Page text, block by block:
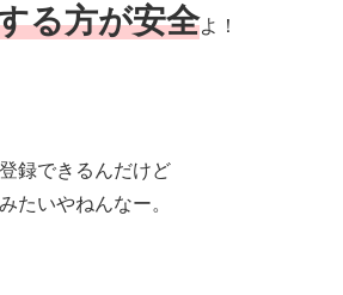
る方が安全よ！
録できるんだけど
たいやねんなー。